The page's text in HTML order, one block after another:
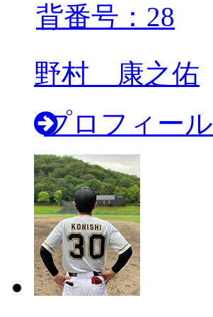
背番号：28
野村 康之佑
プロフィール